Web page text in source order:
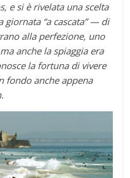
e si è rivelata una scelta
giornata “a cascata” — di
alla perfezione, uno
anche la spiaggia era
la fortuna di vivere
fondo anche appena